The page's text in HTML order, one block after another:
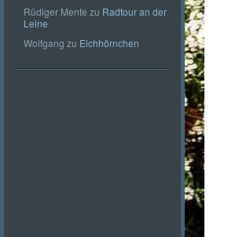
Rüdiger Mente zu Radtour an der
Leine
Wolfgang zu Eichhörnchen